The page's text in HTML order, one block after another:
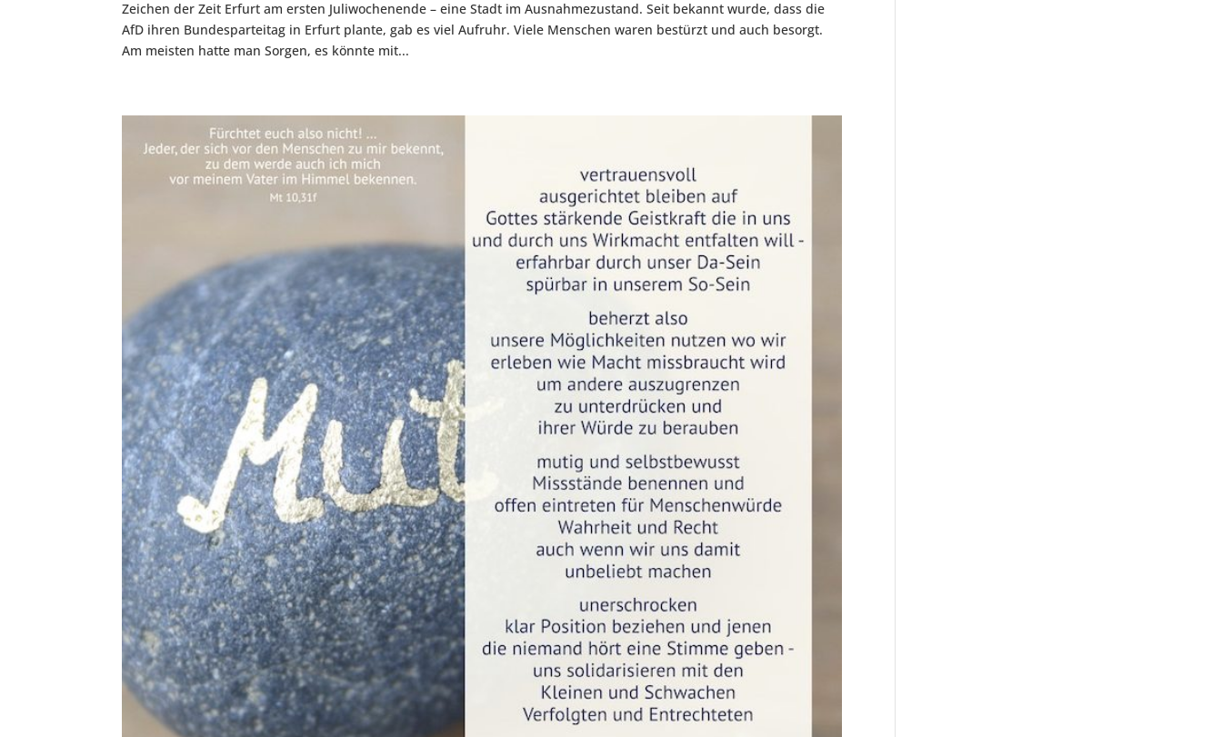
Zeichen der Zeit Erfurt am ersten Juliwochenende – eine Stadt im Ausnahmezustand. Seit bekannt wurde, dass die
AfD ihren Bundesparteitag in Erfurt plante, gab es viel Aufruhr. Viele Menschen waren bestürzt und auch besorgt.
Am meisten hatte man Sorgen, es könnte mit...